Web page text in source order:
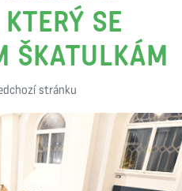
SE
ŠKATULKÁM
stránku